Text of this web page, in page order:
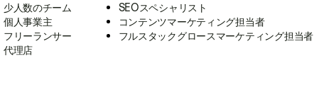
少人数のチーム
個人事業主
フリーランサー
代理店
SEOスペシャリスト
コンテンツマーケティング担当者
フルスタックグロースマーケティング担当者